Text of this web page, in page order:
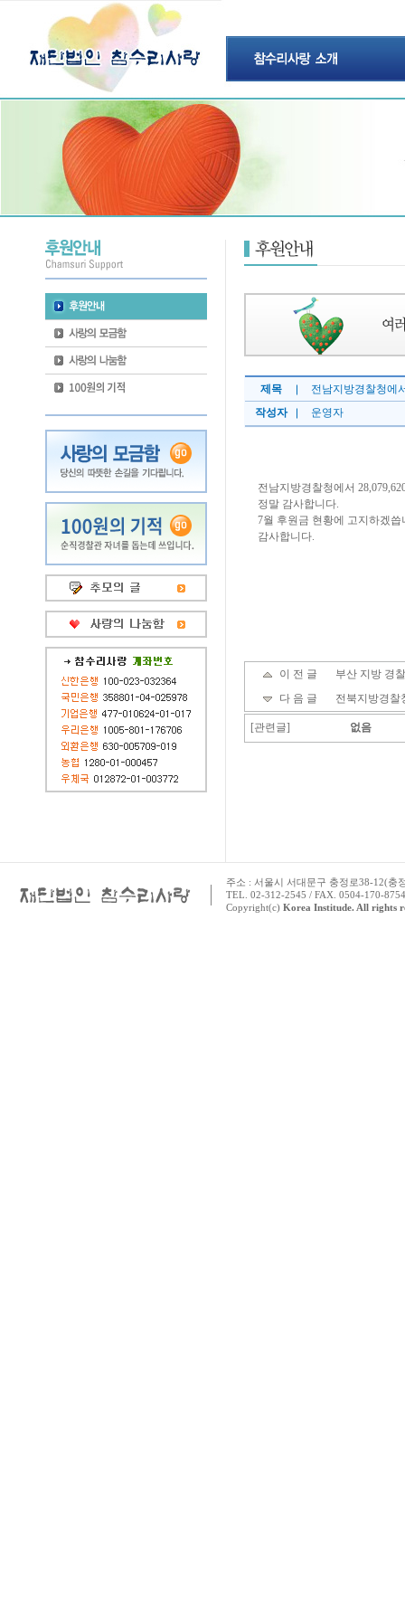
제목
전남지방경찰청에
작성자
운영자
전남지방경찰청에서
정말 감사합니다.
7월 후원금 현황에 고지하겠씁
감사합니다.
이 전 글
부산 지방 경
다 음 글
전북지방경찰
[관련글] 없음
주소 : 서울시 서대문구 충정로38-12(충
TEL. 02-312-2545 / FAX. 0504-170-
Copyright(c) Korea Institude. All rights